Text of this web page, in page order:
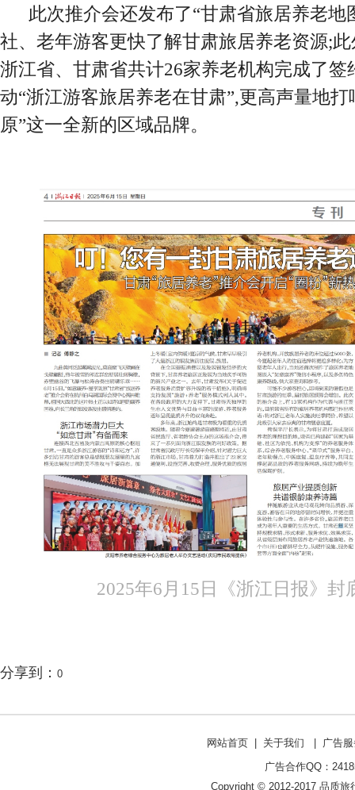
此次推介会还发布了“甘肃省旅居养老地
社、老年游客更快了解甘肃旅居养老资源;
浙江省、甘肃省共计26家养老机构完成了签
动“浙江游客旅居养老在甘肃”,更高声量地打
原”这一全新的区域品牌。
2025年6月15日《浙江日报》封
分享到： 0
网站首页 关于我们
广告
广告合作QQ：
Copyright © 2012-2017 品质旅